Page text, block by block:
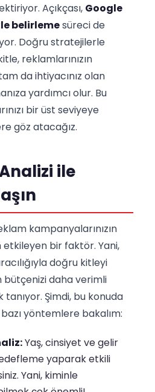
Açıkçası, Google
belirlemesüreci de
Doğru stratejilerle
reklamlarınızın
da ihtiyacınız olan
yardımcı olur. Bu
bir üst seviyeye
göz atacağız.
ile
kampanyalarınızın
etkileyen bir faktör. Yani,
doğru kitleyi
daha verimli
tanıyor. Şimdi, bu konuda
yöntemlere bakalım:
Yaş, cinsiyet ve gelir
yaparak etkili
Yani, kiminle